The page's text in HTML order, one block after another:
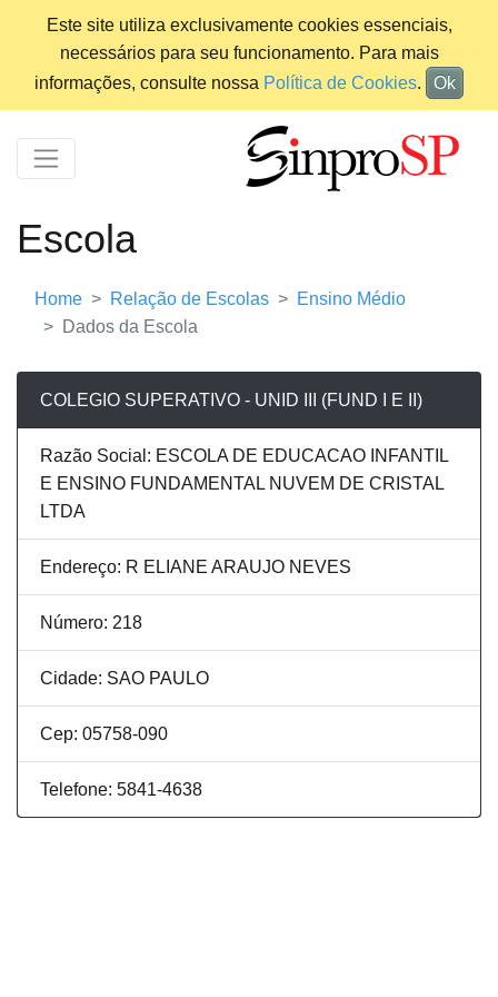
Este site utiliza exclusivamente cookies essenciais,
necessários para seu funcionamento. Para mais
informações, consulte nossa Política de Cookies. Ok
Escola
Home Relação de Escolas
Ensino Médio
Dados da Escola
COLEGIO SUPERATIVO - UNID III (FUND I E II)
Razão Social: ESCOLA DE EDUCACAO INFANTIL
E ENSINO FUNDAMENTAL NUVEM DE CRISTAL
LTDA
Endereço: R ELIANE ARAUJO NEVES
Número: 218
Cidade: SAO PAULO
Cep: 05758-090
Telefone: 5841-4638